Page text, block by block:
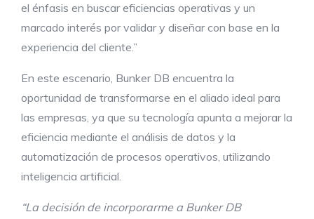
el énfasis en buscar eficiencias operativas y un
marcado interés por validar y diseñar con base en la
experiencia del cliente.”
En este escenario, Bunker DB encuentra la
oportunidad de transformarse en el aliado ideal para
las empresas, ya que su tecnología apunta a mejorar la
eficiencia mediante el análisis de datos y la
automatización de procesos operativos, utilizando
inteligencia artificial.
“La decisión de incorporarme a Bunker DB